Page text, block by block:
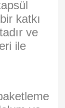
katkı
ve
ile